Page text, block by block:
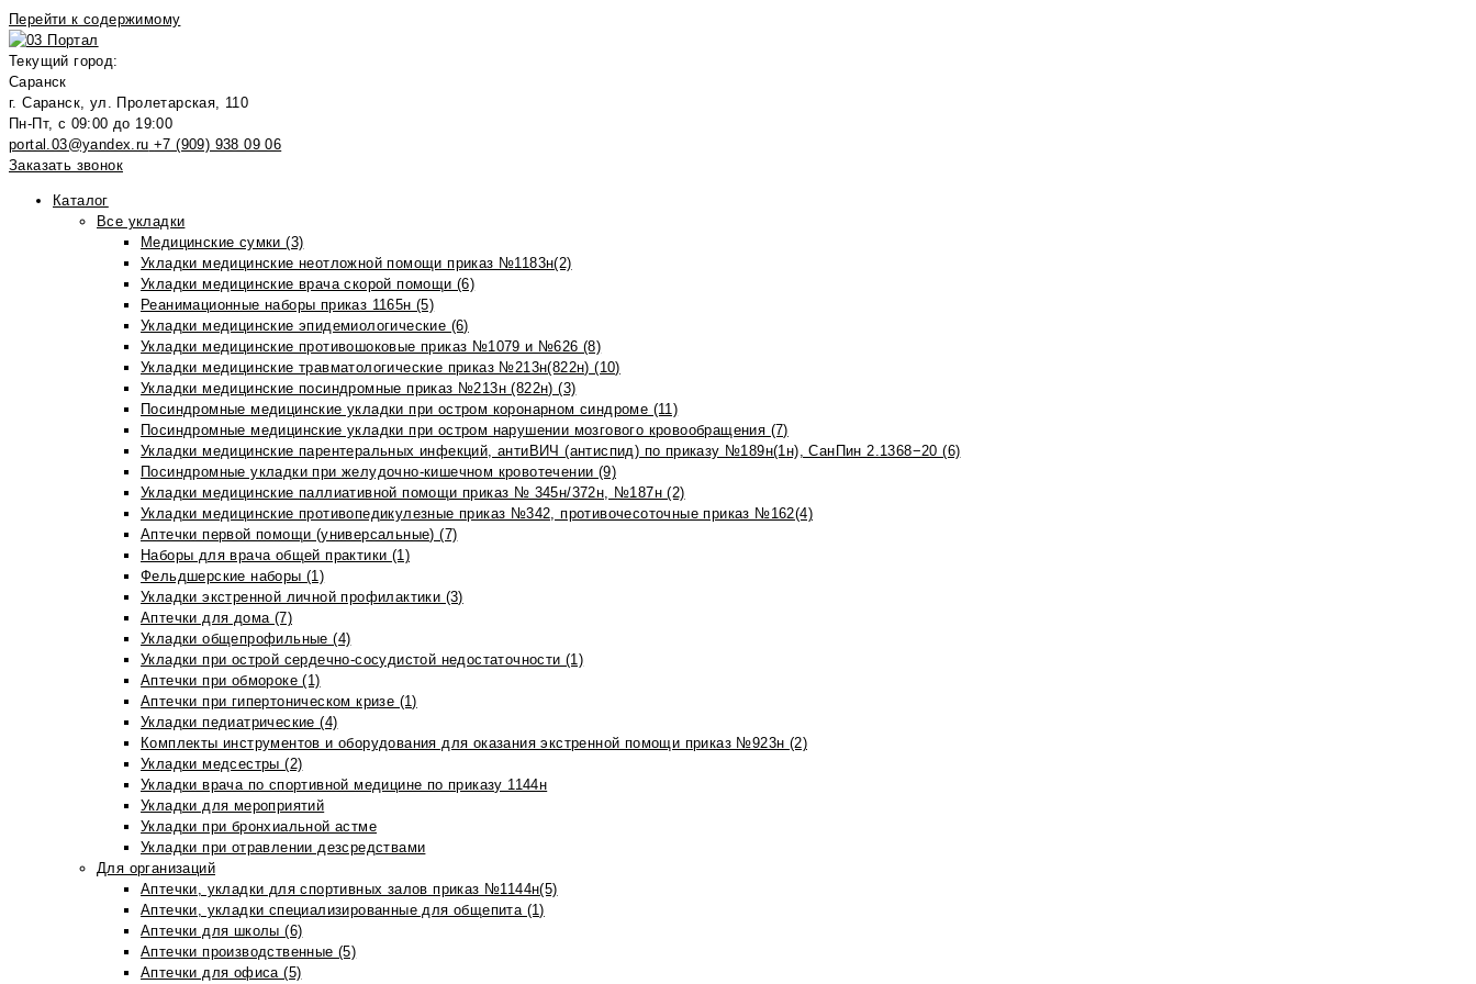
Перейти к содержимому
Текущий город:
Саранск
г. Саранск, ул. Пролетарская, 110
Пн-Пт, с 09:00 до 19:00
portal.03@yandex.ru +7 (909) 938 09 06
Заказать звонок
Каталог
Все укладки
Медицинские сумки (3)
Укладки медицинские неотложной помощи приказ №1183н(2)
Укладки медицинские врача скорой помощи (6)
Реанимационные наборы приказ 1165н (5)
Укладки медицинские эпидемиологические (6)
Укладки медицинские противошоковые приказ №1079 и №626 (8)
Укладки медицинские травматологические приказ №213н(822н) (10)
Укладки медицинские посиндромные приказ №213н (822н) (3)
Посиндромные медицинские укладки при остром коронарном синдроме (11)
Посиндромные медицинские укладки при остром нарушении мозгового кровообращения (7)
Укладки медицинские парентеральных инфекций, антиВИЧ (антиспид) по приказу №189н(1н), СанПин 2.1368−20 (6)
Посиндромные укладки при желудочно-кишечном кровотечении (9)
Укладки медицинские паллиативной помощи приказ № 345н/372н, №187н (2)
Укладки медицинские противопедикулезные приказ №342, противочесоточные приказ №162(4)
Аптечки первой помощи (универсальные) (7)
Наборы для врача общей практики (1)
Фельдшерские наборы (1)
Укладки экстренной личной профилактики (3)
Аптечки для дома (7)
Укладки общепрофильные (4)
Укладки при острой сердечно-сосудистой недостаточности (1)
Аптечки при обмороке (1)
Аптечки при гипертоническом кризе (1)
Укладки педиатрические (4)
Комплекты инструментов и оборудования для оказания экстренной помощи приказ №923н (2)
Укладки медсестры (2)
Укладки врача по спортивной медицине по приказу 1144н
Укладки для мероприятий
Укладки при бронхиальной астме
Укладки при отравлении дезсредствами
Для организаций
Аптечки, укладки для спортивных залов приказ №1144н(5)
Аптечки, укладки специализированные для общепита (1)
Аптечки для школы (6)
Аптечки производственные (5)
Аптечки для офиса (5)